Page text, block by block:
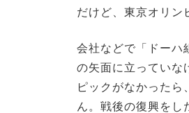
だけど、東京オリン
会社などで「ドーハ
の矢面に立っていな
ピックがなかった
ん。戦後の復興を